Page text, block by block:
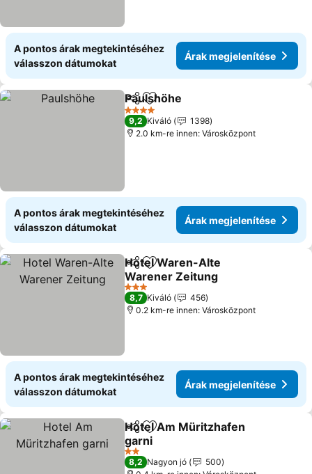
A pontos árak megtekintéséhez
válasszon dátumokat
Árak megjelenítése
Megosztás
Hozzáadás a kedvencekhez
Paulshöhe
4 Kategória
9,2 Kiváló
1398
2.0 km-re innen: Városközpont
A pontos árak megtekintéséhez
válasszon dátumokat
Árak megjelenítése
Megosztás
Hozzáadás a kedvencekhez
Hotel Waren-Alte
Warener Zeitung
Árak megjelenítése
3 Kategória
8,7 Kiváló
456
0.2 km-re innen: Városközpont
A pontos árak megtekintéséhez
válasszon dátumokat
Árak megjelenítése
MegosztásHozzáadás a kedvencekhez
Hotel Am Müritzhafen
garni
Árak megjelenítése
2 Kategória
8,2 Nagyon jó
500